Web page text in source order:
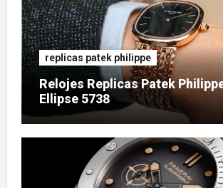
replicas patek philippe
Relojes Replicas Patek
Ellipse 5738